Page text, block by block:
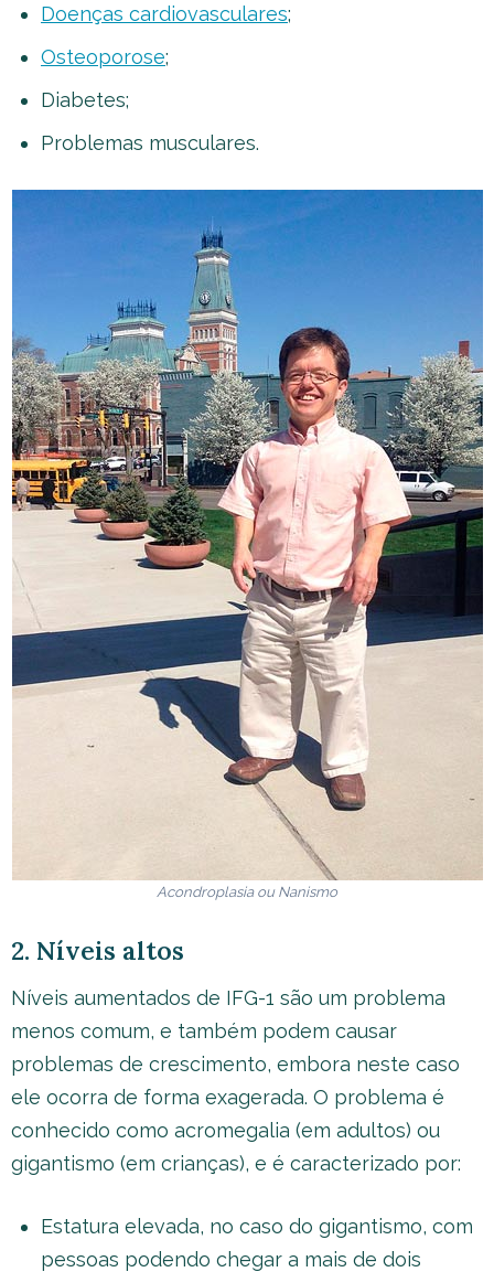
Doenças cardiovasculares;
Osteoporose;
Diabetes;
Problemas musculares.
Acondroplasia ou Nanismo
2. Níveis altos
Níveis aumentados de IFG-1 são um problema
menos comum, e também podem causar
problemas de crescimento, embora neste caso
ele ocorra de forma exagerada. O problema é
conhecido como acromegalia (em adultos) ou
gigantismo (em crianças), e é caracterizado por:
Estatura elevada, no caso do gigantismo, com
pessoas podendo chegar a mais de dois